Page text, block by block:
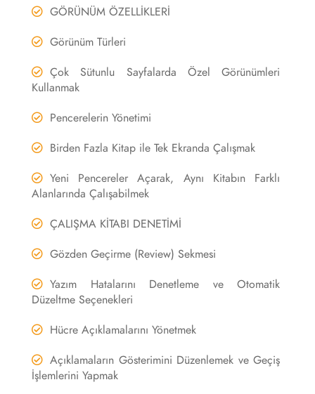
GÖRÜNÜM ÖZELLİKLERİ
Görünüm Türleri
Çok Sütunlu Sayfalarda Özel Görünümleri
Kullanmak
Pencerelerin Yönetimi
Birden Fazla Kitap ile Tek Ekranda Çalışmak
Yeni Pencereler Açarak, Aynı Kitabın Farklı
Alanlarında Çalışabilmek
ÇALIŞMA KİTABI DENETİMİ
Gözden Geçirme (Review) Sekmesi
Yazım Hatalarını Denetleme ve Otomatik
Düzeltme Seçenekleri
Hücre Açıklamalarını Yönetmek
Açıklamaların Gösterimini Düzenlemek ve Geçiş
İşlemlerini Yapmak